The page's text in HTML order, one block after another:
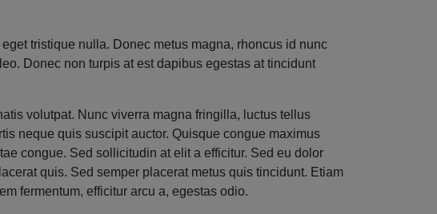
tristique nulla. Donec metus magna, rhoncus id nunc
Donec non turpis at est dapibus egestas at tincidunt
volutpat. Nunc viverra magna fringilla, luctus tellus
neque quis suscipit auctor. Quisque congue maximus
congue. Sed sollicitudin at elit a efficitur. Sed eu dolor
quis. Sed semper placerat metus quis tincidunt. Etiam
fermentum, efficitur arcu a, egestas odio.